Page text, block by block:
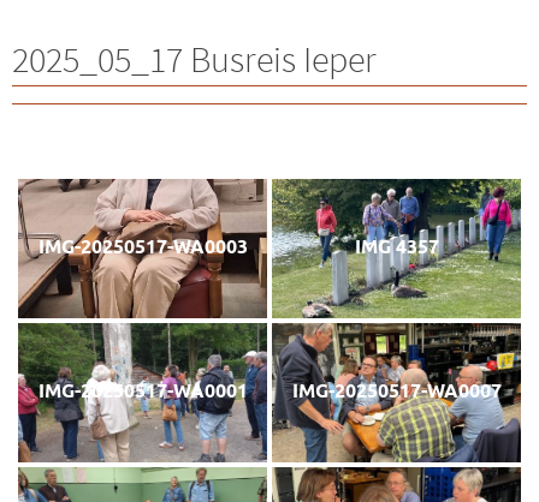
2025_05_17 Busreis Ieper
IMG-20250517-WA0003 IMG 4357
IMG-20250517-WA0001 IMG-20250517-WA0007